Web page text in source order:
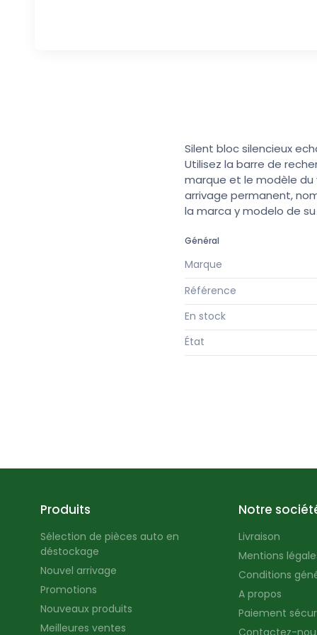
Silent bloc silencieux
Utilisez la barre de
marque et le modèle du
arrivage permanent,
la marca y modelo de
Général
Marque
Référence
En stock
État
Produits
Sélection de pièces auto en
déstockage
Nouvel arrivage
Promotions
Nouveaux produits
Meilleures ventes
Notre
Livraison
Mentions
Conditions
A propos
Paiement
Contactez-